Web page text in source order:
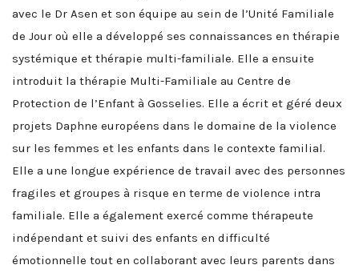
avec le Dr Asen et son équipe au sein de l’Unité Familiale
de Jour où elle a développé ses connaissances en thérapie
systémique et thérapie multi-familiale. Elle a ensuite
introduit la thérapie Multi-Familiale au Centre de
Protection de l’Enfant à Gosselies. Elle a écrit et géré deux
projets Daphne européens dans le domaine de la violence
sur les femmes et les enfants dans le contexte familial.
Elle a une longue expérience de travail avec des personnes
fragiles et groupes à risque en terme de violence intra
familiale. Elle a également exercé comme thérapeute
indépendant et suivi des enfants en difficulté
émotionnelle tout en collaborant avec leurs parents dans